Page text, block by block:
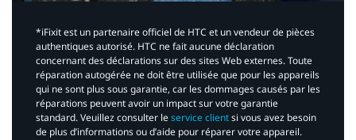
*iFixit est un partenaire officiel de HTC et un vendeur de pièces
authentiques autorisé. HTC ne fait aucune déclaration
concernant des déclarations sur des sites Web externes. Toute
réparation autogérée ne doit être utilisée que pour les appareils
qui ne sont plus sous garantie, car les dommages causés par les
réparations peuvent avoir un impact sur votre garantie
standard. Veuillez consulter leservice clientsi vous avez besoin
de plus d’informations ou d’aide pour réparer votre appareil.​